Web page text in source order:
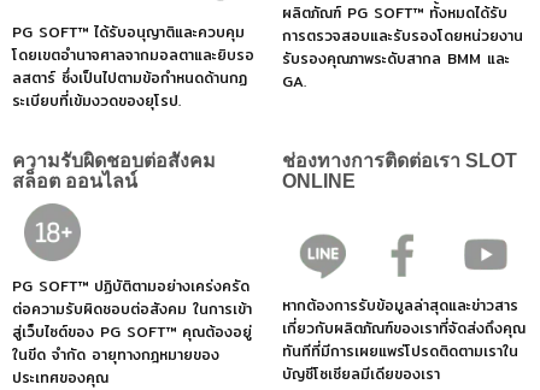
PG SOFT™ ได้รับอนุญาติและควบคุม
โดยเขตอำนาจศาลจากมอลตาและยิบรอ
ลสตาร์ ซึ่งเป็นไปตามข้อกำหนดด้านกฏ
ระเบียบที่เข้มงวดของยุโรป.
ผลิตภัณฑ์ PG SOFT™ ทั้งหมดได้รับ
การตรวจสอบและรับรองโดยหน่วยงาน
รับรองคุณภาพระดับสากล BMM และ
GA.
ความรับผิดชอบต่อสังคม
สล็อต ออนไลน์
PG SOFT™ ปฏิบัติตามอย่างเคร่งครัด
ต่อความรับผิดชอบต่อสังคม ในการเข้า
สู่เว็บไซต์ของ PG SOFT™ คุณต้องอยู่
ในขีด จำกัด อายุทางกฎหมายของ
ประเทศของคุณ
ช่องทางการติดต่อเรา SLOT
ONLINE
หากต้องการรับข้อมูลล่าสุดและข่าวสาร
เกี่ยวกับผลิตภัณฑ์ของเราที่จัดส่งถึงคุณ
ทันทีที่มีการเผยแพร่โปรดติดตามเราใน
บัญชีโซเชียลมีเดียของเรา